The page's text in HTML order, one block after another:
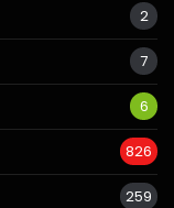
2
7
6
826
259